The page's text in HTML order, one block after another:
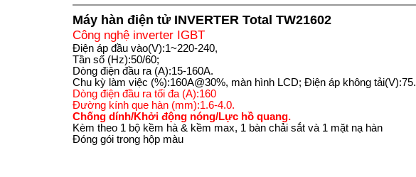
Máy hàn điện tử INVERTER Total TW21602
Công nghệ inverter IGBT
Điện áp đầu vào(V):1~220-240,
Tần số (Hz):50/60;
Dòng điện đầu ra (A):15-160A.
Chu kỳ làm việc (%):160A@30%, màn hình LCD; Điện áp không tải(V):75.
Dòng điện đầu ra tối đa (A):160
Đường kính que hàn (mm):1.6-4.0.
Chống dính/Khởi động nóng/Lực hồ quang.
Kèm theo 1 bộ kềm hà & kềm max, 1 bàn chải sắt và 1 mặt nạ hàn
Đóng gói trong hộp màu